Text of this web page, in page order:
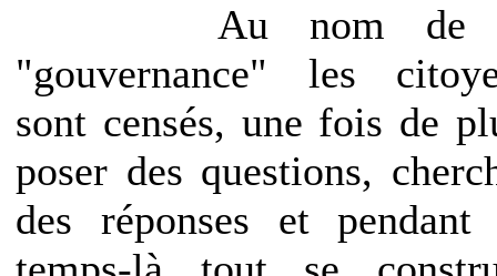
Au nom de
"gouvernance" les
sont censés, une fois de
poser des questions,
des réponses et pendant